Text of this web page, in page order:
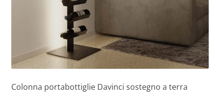
Colonna portabottiglie Davinci sostegno a terra